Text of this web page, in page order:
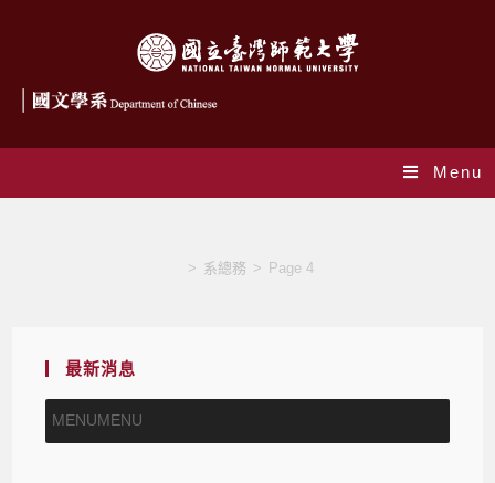
Menu
> 系總務 > Page 4
最新消息
MENUMENU